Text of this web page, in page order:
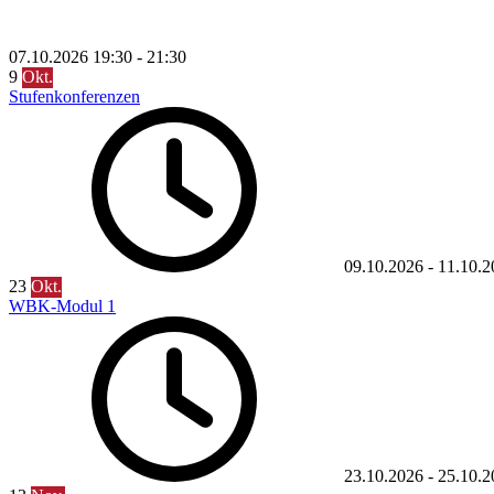
07.10.2026 19:30 - 21:30
9 Okt.
Stufenkonferenzen
09.10.2026 -
23 Okt.
WBK-Modul 1
23.10.2026 -